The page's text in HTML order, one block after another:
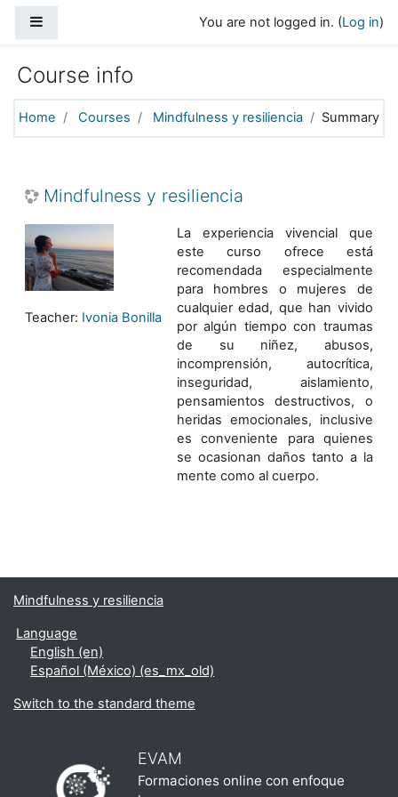
You are not logged in. (Log in)
Course info
Home Courses Mindfulness y resiliencia Summary
Mindfulness y resiliencia
La experiencia vivencial que
este curso ofrece está
recomendada especialmente
para hombres o mujeres de
cualquier edad, que han vivido
por algún tiempo con traumas
de su niñez, abusos,
incomprensión, autocrítica,
inseguridad, aislamiento,
pensamientos destructivos, o
heridas emocionales, inclusive
es conveniente para quienes
se ocasionan daños tanto a la
mente como al cuerpo.
Teacher: Ivonia Bonilla
Mindfulness y resiliencia
Language
English ‎(en)‎
Español (México) ‎(es_mx_old)‎
Switch to the standard theme
EVAM
Formaciones online con enfoque